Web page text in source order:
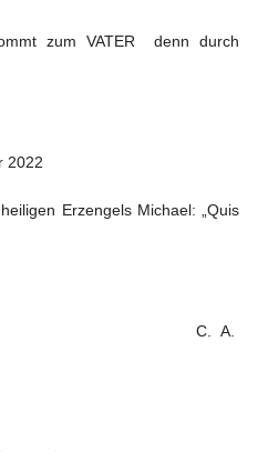
zum VATER denn durch
2022
Erzengels Michael: „Quis
A.